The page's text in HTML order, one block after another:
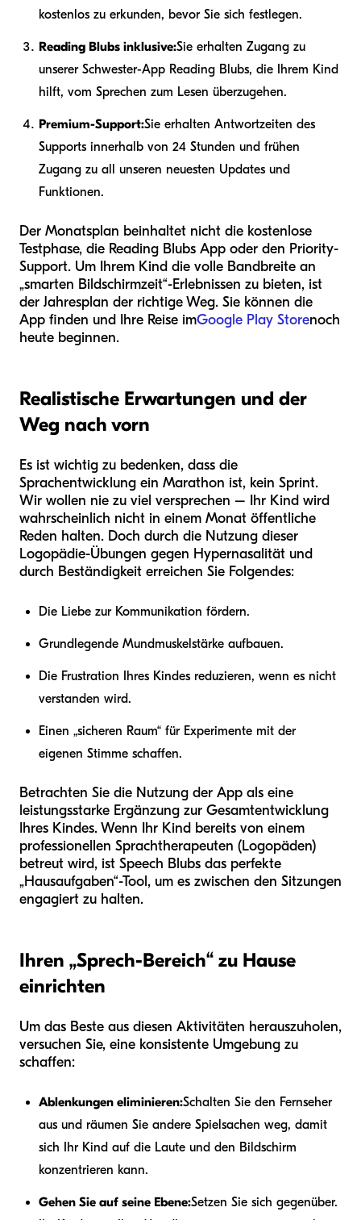
kostenlos zu erkunden, bevor Sie sich festlegen.
Reading Blubs inklusive:Sie erhalten Zugang zu
unserer Schwester-App Reading Blubs, die Ihrem Kind
hilft, vom Sprechen zum Lesen überzugehen.
Premium-Support:Sie erhalten Antwortzeiten des
Supports innerhalb von 24 Stunden und frühen
Zugang zu all unseren neuesten Updates und
Funktionen.
Der Monatsplan beinhaltet nicht die kostenlose
Testphase, die Reading Blubs App oder den Priority-
Support. Um Ihrem Kind die volle Bandbreite an
„smarten Bildschirmzeit“-Erlebnissen zu bieten, ist
der Jahresplan der richtige Weg. Sie können die
App finden und Ihre Reise imGoogle Play Storenoch
heute beginnen.
Realistische Erwartungen und der
Weg nach vorn
Es ist wichtig zu bedenken, dass die
Sprachentwicklung ein Marathon ist, kein Sprint.
Wir wollen nie zu viel versprechen – Ihr Kind wird
wahrscheinlich nicht in einem Monat öffentliche
Reden halten. Doch durch die Nutzung dieser
Logopädie-Übungen gegen Hypernasalität und
durch Beständigkeit erreichen Sie Folgendes:
Die Liebe zur Kommunikation fördern.
Grundlegende Mundmuskelstärke aufbauen.
Die Frustration Ihres Kindes reduzieren, wenn es nicht
verstanden wird.
Einen „sicheren Raum“ für Experimente mit der
eigenen Stimme schaffen.
Betrachten Sie die Nutzung der App als eine
leistungsstarke Ergänzung zur Gesamtentwicklung
Ihres Kindes. Wenn Ihr Kind bereits von einem
professionellen Sprachtherapeuten (Logopäden)
betreut wird, ist Speech Blubs das perfekte
„Hausaufgaben“-Tool, um es zwischen den Sitzungen
engagiert zu halten.
Ihren „Sprech-Bereich“ zu Hause
einrichten
Um das Beste aus diesen Aktivitäten herauszuholen,
versuchen Sie, eine konsistente Umgebung zu
schaffen:
Ablenkungen eliminieren:Schalten Sie den Fernseher
aus und räumen Sie andere Spielsachen weg, damit
sich Ihr Kind auf die Laute und den Bildschirm
konzentrieren kann.
Gehen Sie auf seine Ebene:Setzen Sie sich gegenüber.